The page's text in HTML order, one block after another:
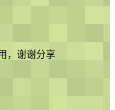
，谢谢分享